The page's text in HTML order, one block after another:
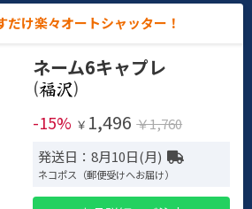
だけ楽々オートシャッター！
ネーム6キャプレ
(
)
-15% ￥ 1,496 ￥1,760
発送日：8月10日(月)
ネコポス（郵便受けへお届け）